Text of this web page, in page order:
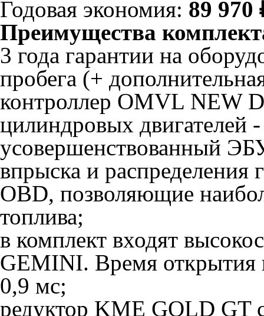
Годовая экономия: 89 970
Преимущества
3 года гарантии на
пробега (+
контроллер OMVL NEW
цилиндровых
усовершенствованный
впрыска и распределения
OBD, позволяющие
топлива;
в комплект входят
GEMINI. Время открытия
0,9 мс;
редуктор KME GOLD GT